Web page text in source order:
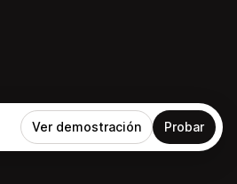
Ver demostración Probar